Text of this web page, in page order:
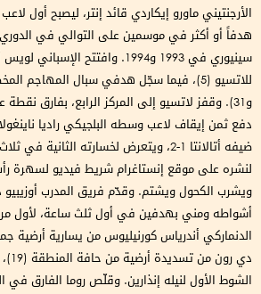
هدفاً أو أكثر في موسمين على التوالي في
سينيوري في 1993 و1994. وافتتح
و31). وقفز لاتسيو إلى المركز الرابع، بفارق
دفع ثمن إيقاف لاعب وسطه البلجيكي راديا
ضيفه أتالانتا 1-2، ويتعرض لخسارته
لنشره على موقع إنستاغرام شريط فيديو لسهرة
ويشرب الكحول ويشتم. وقدّم فريق المدرب
دي
الشوط الأول لنيله إنذارين. وقلّص روما الفارق